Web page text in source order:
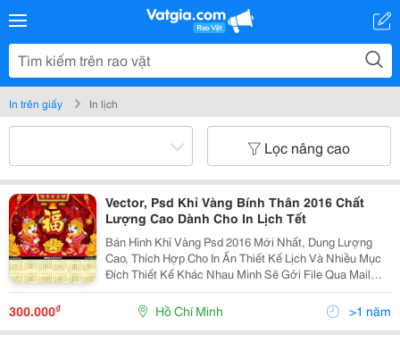
In trên giấy In lịch
Lọc nâng cao
Vector, Psd Khỉ Vàng Bính Thân 2016 Chất
Lượng Cao Dành Cho In Lịch Tết
Bán Hình Khỉ Vàng Psd 2016 Mới Nhất, Dung Lượng
Cao, Thích Hợp Cho In Ấn Thiết Kế Lịch Và Nhiều Mục
Đích Thiết Kế Khác Nhau Mình Sẽ Gởi File Qua Mail
Hoặc Giao Đĩa Tận Nơi
Http://Thuviendohoa.com.vn/Psd-Con-Khi-2016.Html Ai
Có Nhu Cầu Thì Mì
300.000₫ Hồ Chí Minh >1 năm